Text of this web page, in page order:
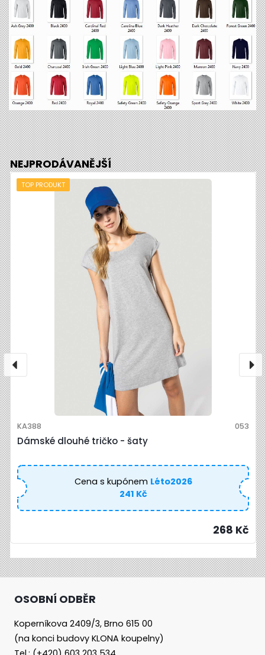
NEJPRODÁVANĚJŠÍ
Dámské dlouhé tričko - šaty
KA388 053
268 Kč
Cena s kupónem Léto2026
241 Kč
TOP PRODUKT
OSOBNÍ ODBĚR
Koperníkova 2409/3, Brno 615 00
(na konci budovy KLONA koupelny)